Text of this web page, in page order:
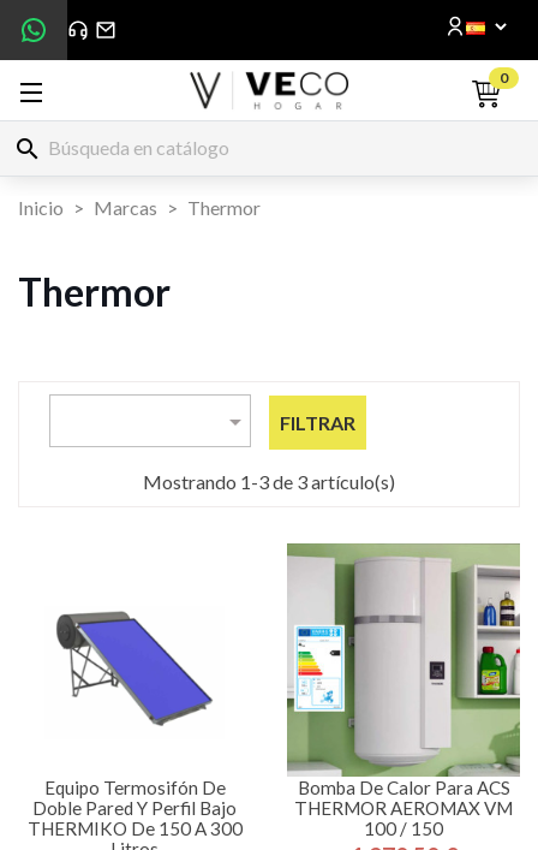
0
search
Inicio Marcas Thermor
Thermor
 FILTRAR
Mostrando 1-3 de 3 artículo(s)
Equipo Termosifón De
Doble Pared Y Perfil Bajo
THERMIKO De 150 A 300
Bomba De Calor Para ACS
THERMOR AEROMAX VM
100 / 150